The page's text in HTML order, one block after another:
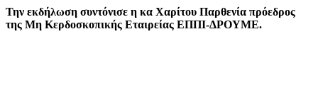
Την εκδήλωση συντόνισε η κα Χαρίτου Παρθενία πρόεδρος
της Μη Κερδοσκοπικής Εταιρείας ΕΠΠΙ-ΔΡΟΥΜΕ.